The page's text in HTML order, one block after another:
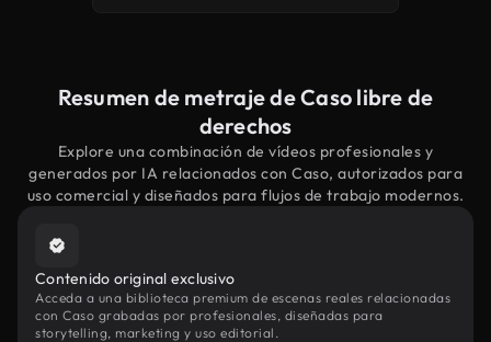
Resumen de metraje de Caso libre de
derechos
Explore una combinación de vídeos profesionales y
generados por IA relacionados con Caso, autorizados para
uso comercial y diseñados para flujos de trabajo modernos.
Contenido original exclusivo
Acceda a una biblioteca premium de escenas reales relacionadas
con Caso grabadas por profesionales, diseñadas para
storytelling, marketing y uso editorial.